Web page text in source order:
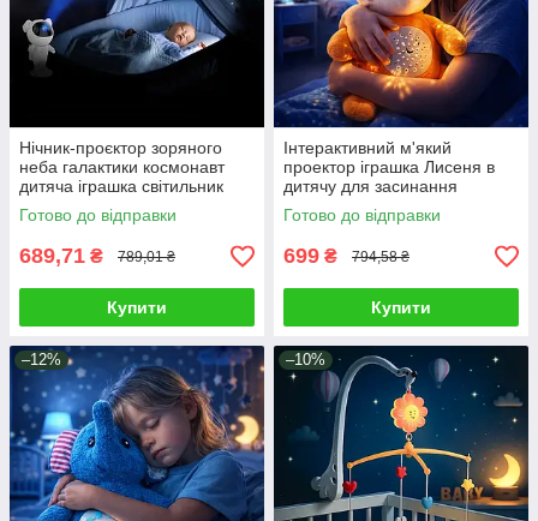
Нічник-проєктор зоряного
неба галактики космонавт
дитяча іграшка світильник
астронавт різні режими пульт
Готово до відправки
689,71 ₴ 789,01 ₴
Купити
Інтерактивний м'який
проектор іграшка Лисеня в
дитячу для засинання
малюка \ Плюшевий друг
мелодії проекція зоряного
Готово до відправки
699 ₴ 794,58 ₴
Купити
–12% –10%